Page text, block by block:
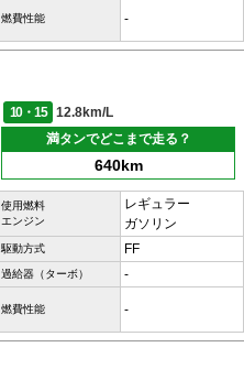
燃費性能 -
10・15
12.8km/L
満タンでどこまで走る？
640km
使用燃料
エンジン
レギュラー
ガソリン
駆動方式 FF
過給器（ターボ） -
燃費性能 -